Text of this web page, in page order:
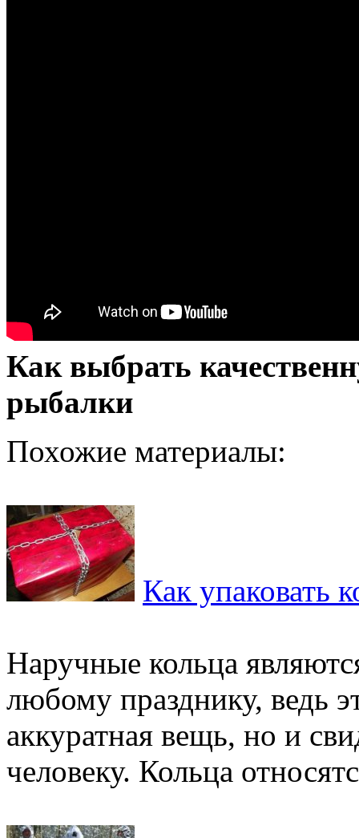
Как выбрать
рыбалки
Похожие материалы:
Как упаковать
Наручные кольца
любому празднику, ведь
аккуратная вещь, но и
человеку. Кольца